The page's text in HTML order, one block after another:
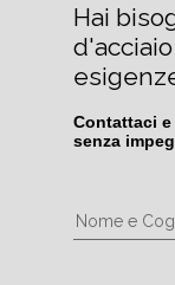
Hai
Contattaci
senza
Nome e